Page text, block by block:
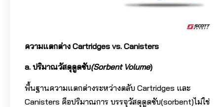
ความแตกต่าง Cartridges vs. Canisters
a. ปริมาณวัสดุดูดซับ(Sorbent Volume)
พื้นฐานความแตกต่างระหว่างตลับ Cartridges และ
Canisters คือปริมาณการ บรรจุวัสดุดูดซับ(sorbent)ไม่ใช่